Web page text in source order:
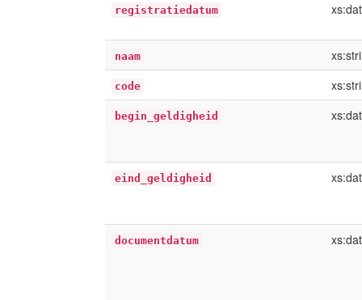
registratiedatum
naam
code
begin_geldigheid
eind_geldigheid
documentdatum